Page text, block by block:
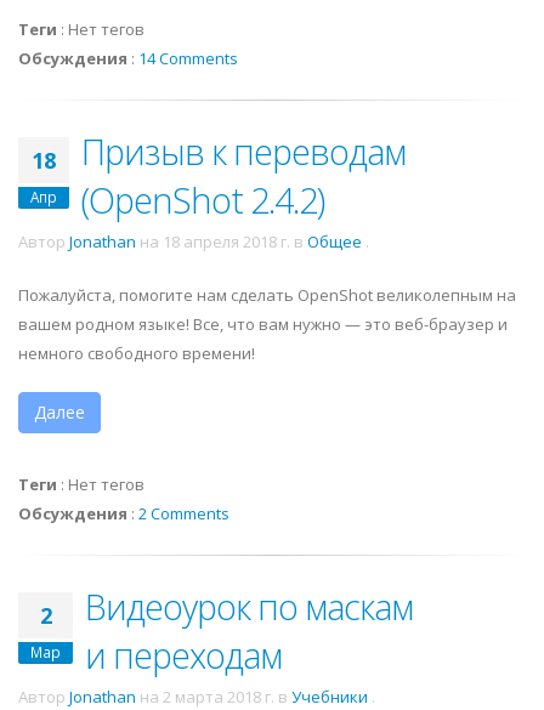
Теги : Нет тегов
Обсуждения : 14 Comments
18
Апр
Призыв к переводам
(OpenShot 2.4.2)
Автор Jonathan на 18 апреля 2018 г. в Общее .
Пожалуйста, помогите нам сделать OpenShot великолепным на
вашем родном языке! Все, что вам нужно — это веб-браузер и
немного свободного времени!
Далее
Теги : Нет тегов
Обсуждения : 2 Comments
2
Мар
Видеоурок по маскам
и переходам
Автор Jonathan на 2 марта 2018 г. в Учебники .